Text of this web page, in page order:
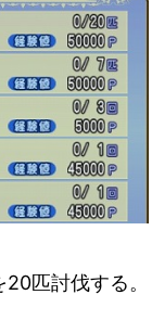
匹討伐する。